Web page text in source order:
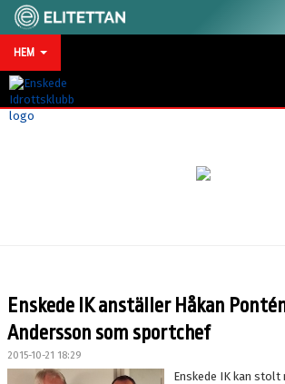
HEM
HEM
SPONSRING
Enskede IK anställer Håkan
Andersson som sportchef
2015-10-21 18:29
Enskede IK kan